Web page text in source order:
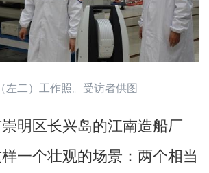
左二）工作照。受访者供图
区长兴岛的江南造船厂
一个壮观的场景：两个相当